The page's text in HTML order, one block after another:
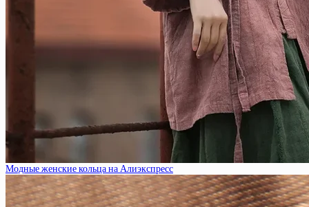
Модные женские кольца на Алиэкспресс